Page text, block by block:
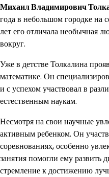
Михаил Владимирович
года в небольшом городке на
лет его отличала необычная
вокруг.
Уже в детстве Толкалина
математике. Он
и с успехом участвовал в
естественным наукам.
Несмотря на свои научные
активным ребенком. Он
соревнованиях, особенно
занятия помогли ему развить
стремление к достижению